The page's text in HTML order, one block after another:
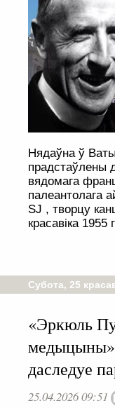
Нядаўна ў
прадстаўлены
вядомага
палеантолага
SJ , творцу
красавіка 1955
Субота, 25
«Эркюль
медыцыны»:
даследуе
25.04.2026 09:51